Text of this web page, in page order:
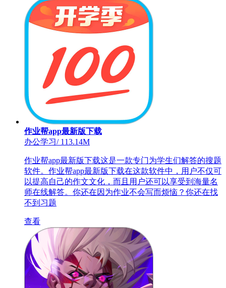
作业帮app最新版下载
办公学习/113.14M
作业帮app最新版下载这是一款专门为学生们解答的搜题
软件。作业帮app最新版下载在这款软件中，用户不仅可
以提高自己的作文文化，而且用户还可以享受到海量名
师在线解答。你还在因为作业不会写而烦恼？你还在找
不到习题
查看